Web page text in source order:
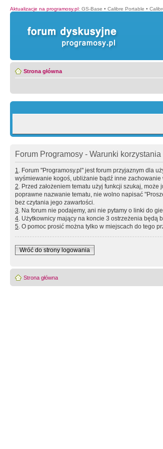
Aktualizacje na programosy.pl: GS-Base • Calibre Portable •
Strona główna
Forum Programosy - Warunki korzystania
1. Forum "Programosy.pl" jest forum przyjaznym dla
wyśmiewanie kogoś, ubliżanie bądź inne
2. Przed założeniem tematu użyj funkcji szukaj,
poprawne nazwanie tematu, nie wolno napisać
bez czytania jego zawartości.
3. Na forum nie podajemy, ani nie pytamy o linki do
4. Użytkownicy mający na koncie 3 ostrzeżenia będą
5. O pomoc prosić można tylko w miejscach do tego
Wróć do strony logowania
Strona główna